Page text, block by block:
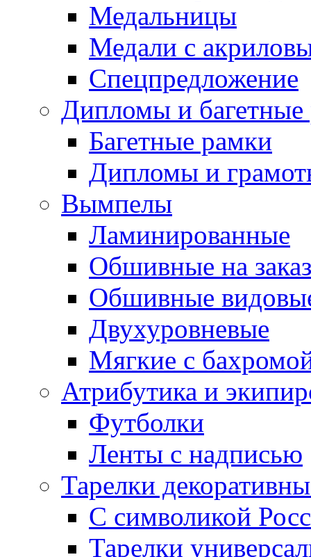
Медальницы
Медали с
Спецпредложение
Дипломы и багетные
Багетные рамки
Дипломы и
Вымпелы
Ламинированные
Обшивные на заказ
Обшивные
Двухуровневые
Мягкие с
Атрибутика и
Футболки
Ленты с надписью
Тарелки
С символикой
Тарелки